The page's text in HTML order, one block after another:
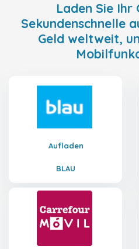
Laden Sie Ihr
Sekundenschnelle
Geld weltweit,
Aufladen
BLAU